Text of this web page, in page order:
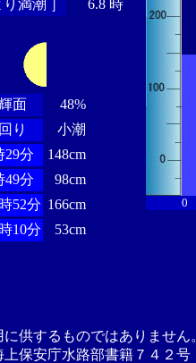
満潮 ］
6.8 時
面
48%
り
小潮
29分
148cm
49分
98cm
52分 166cm
10分
53cm
0
供するものではありませ
保安庁水路部書籍７４２